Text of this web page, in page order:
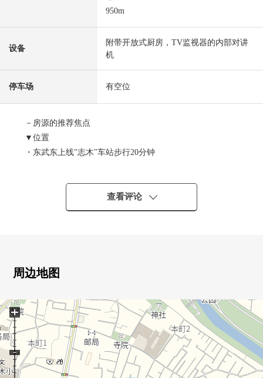
950m
设备
附带开放式厨房，TV监视器的内部对讲
机
停车场 有空位
－房源的推荐焦点
▼位置
・东武东上线"志木"车站步行20分钟
▼建筑物的特徴
・有ka-supesu 1台分(出自※车型的)
・约18.3张塌塌米宽敞的生活
▼设备
・与家族的会话兴奋起来的开放式厨房
・有窗，容易换空气，亮的浴室、洗手间
・舒适地放进去的1坪类型的浴缸
・有3面阳台，采光通风良好
查看评论
周边地图
+